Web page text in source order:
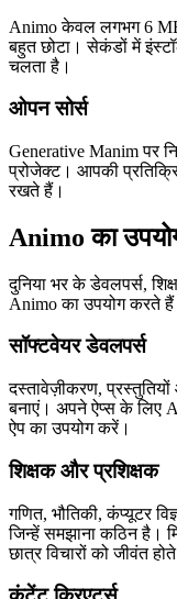
Animo केवल लगभग 6
बहुत छोटा। सेकंडों में
चलता है।
ओपन सोर्स
Generative Manim पर
प्रोजेक्ट। आपकी
रखते हैं।
Animo का
दुनिया भर के डेवलपर्स,
Animo का उपयोग करते
सॉफ्टवेयर डेवलपर्स
दस्तावेज़ीकरण,
बनाएं। अपने ऐप्स के लिए
ऐप का उपयोग करें।
शिक्षक और प्रशिक्षक
गणित, भौतिकी, कंप्यूटर
जिन्हें समझाना कठिन है।
छात्र विचारों को जीवंत